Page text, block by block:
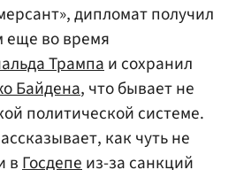
дипломат получил
еще во время
Трампа и сохранил
Байдена, что бывает не
политической системе.
как чуть не
в Госдепе из-за санкций